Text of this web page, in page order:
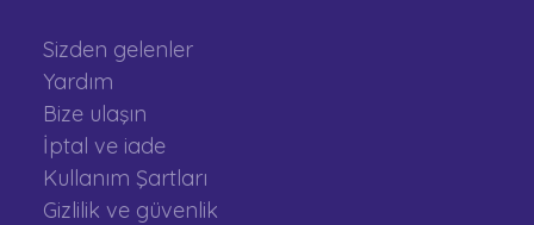
Sizden gelenler
Yardım
Bize ulaşın
İptal ve iade
Kullanım Şartları
Gizlilik ve güvenlik